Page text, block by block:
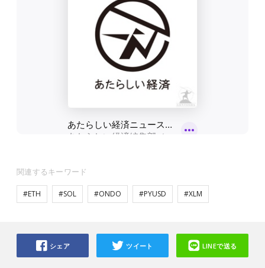
関連するキーワード
#ETH #SOL #ONDO #PYUSD #XLM
シェア ツイート LINEで送る